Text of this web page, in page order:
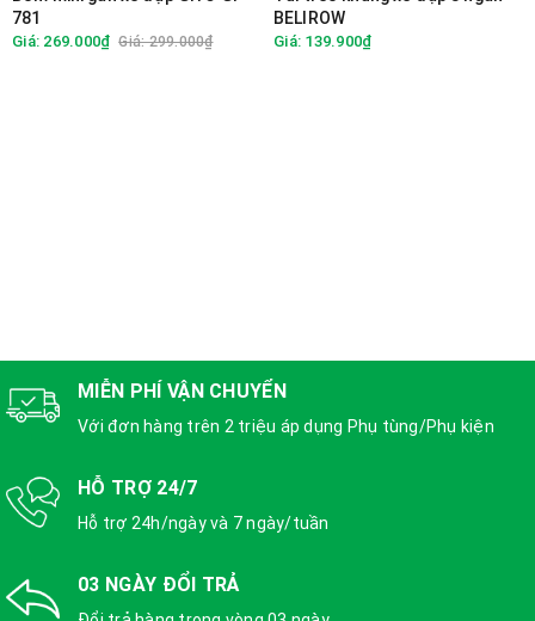
781
Giá: 269.000₫ Giá: 299.000₫
BELIROW
Giá: 139.900₫
MIỄN PHÍ VẬN CHUYỂN
Với đơn hàng trên 2 triệu áp dụng Phụ tùng/Phụ kiện
HỖ TRỢ 24/7
Hỗ trợ 24h/ngày và 7 ngày/tuần
03 NGÀY ĐỔI TRẢ